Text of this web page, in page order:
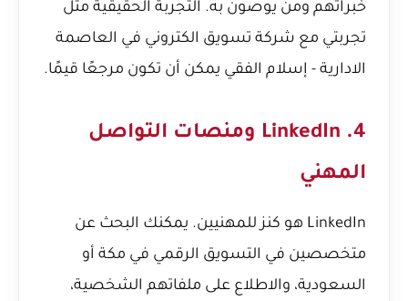
خبراتهم ومن يوصون به. التجربة الحقيقية مثل
تجربتي مع شركة تسويق الكتروني في العاصمة
الادارية - إسلام الفقي يمكن أن تكون مرجعًا قيمًا.
4. LinkedIn ومنصات التواصل
المهني
LinkedIn هو كنز للمهنيين. يمكنك البحث عن
متخصصين في التسويق الرقمي في مكة أو
السعودية، والاطلاع على ملفاتهم الشخصية،